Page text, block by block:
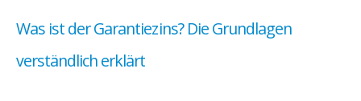
Was ist der Garantiezins? Die Grundlagen
verständlich erklärt